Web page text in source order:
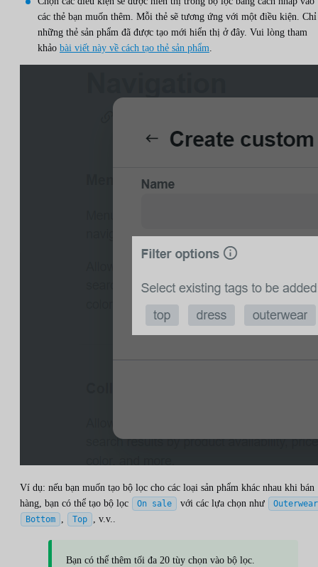
các thẻ bạn muốn thêm. Mỗi thẻ sẽ tương ứng với một điều kiện. Chỉ
những thẻ sản phẩm đã được tạo mới hiển thị ở đây. Vui lòng tham
khảo bài viết này về cách tạo thẻ sản phẩm
Ví dụ: nếu bạn muốn tạo bộ lọc cho các loại sản phẩm khác nhau khi bán
hàng, bạn có thể tạo bộ lọc
On sale với các lựa chọn như
Outerwear
Bottom
, Top , v.v..
Bạn có thể thêm tối đa 20 tùy chọn vào bộ lọc.